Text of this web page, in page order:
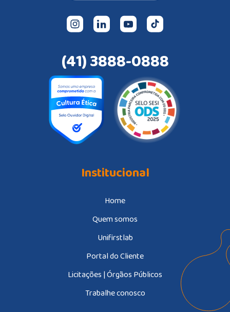
(41) 3888-0888
Institucional
Home
Quem somos
Unifirstlab
Portal do Cliente
Licitações | Órgãos Públicos
Trabalhe conosco